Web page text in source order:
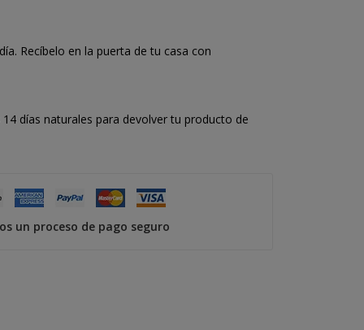
Recíbelo en la puerta de tu casa con
días naturales para devolver tu producto de
un proceso de pago seguro